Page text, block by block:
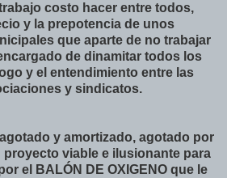
costo hacer entre todos,
y la prepotencia de unos
que aparte de no trabajar
de dinamitar todos los
y el entendimiento entre las
y sindicatos.
y amortizado, agotado por
proyecto viable e ilusionante para
el BALÓN DE OXIGENO que le